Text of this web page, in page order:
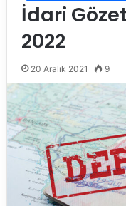
İdari
2022
20 Aralık 2021 9